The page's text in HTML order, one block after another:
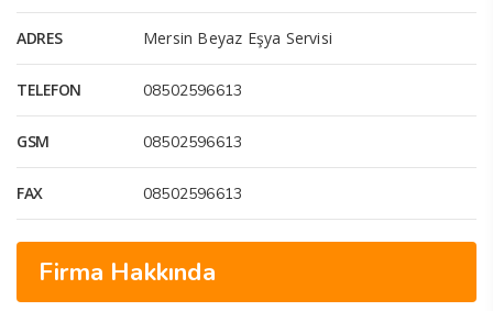
ADRES Mersin Beyaz Eşya Servisi
TELEFON 08502596613
GSM 08502596613
FAX 08502596613
Firma Hakkında